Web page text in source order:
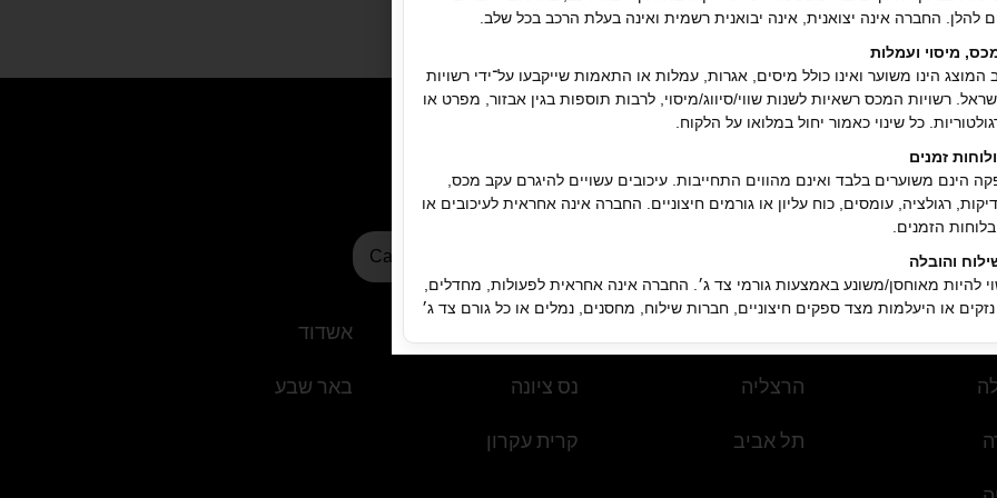
chat 24\7
Car4hireⓇ
הרצליה
תל אביב
נס ציונה
קרית עקרון
אשדוד
באר שבע
להלן. החברה אינה יצואנית, אינה יבואנית רשמית ואינה בעלת הרכב בכל שלב.
מיסוי ועמלות
המוצג הינו משוער ואינו כולל מיסים, אגרות, עמלות או התאמות שייקבעו על־ידי רשויות
רשויות המכס רשאיות לשנות שווי/סיווג/מיסוי, לרבות תוספות בגין אבזור, מפרט או
כל שינוי כאמור יחול במלואו על הלקוח.
זמנים
הינם משוערים בלבד ואינם מהווים התחייבות. עיכובים עשויים להיגרם עקב מכס,
רגולציה, עומסים, כוח עליון או גורמים חיצוניים. החברה אינה אחראית לעיכובים או
בלוחות הזמנים.
והובלה
להיות מאוחסן/משונע באמצעות גורמי צד ג׳. החברה אינה אחראית לפעולות, מחדלים,
נזקים או היעלמות מצד ספקים חיצוניים, חברות שילוח, מחסנים, נמלים או כל גורם צד ג׳
לביטוח הרכב (כולל ביטוח הובלה/אחסון/שילוח או כל ביטוח אחר) חלה על הלקוח בלבד,
והתאמות מחיר
שער החליפין הקובע הוא זה במועד התשלום בפועל.